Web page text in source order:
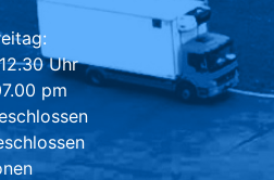
Uhr
pm